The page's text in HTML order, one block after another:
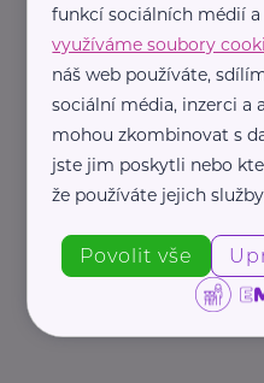
"Dáváme oblečení
pomáháme
Oděvní banka je
organizace, která
poskytuje více ...
+420 702 019 159
funkcí sociálních médií
využíváme soubory
náš web používáte,
sociální média, inzerci a
mohou zkombinovat s
jste jim poskytli nebo
že používáte jejich
Povolit vše